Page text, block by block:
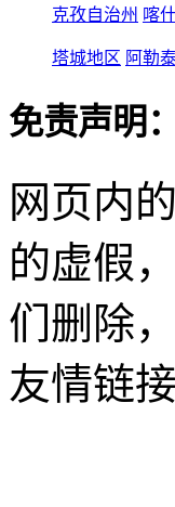
克孜自治州 喀
塔城地区 阿勒
免责声明：
网页内
的虚假
们删除
友情链